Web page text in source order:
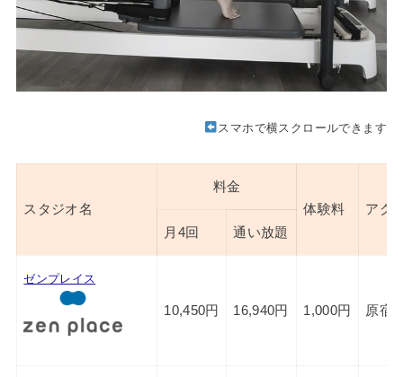
スマホで横スクロールできます
スタジオ名
料金
体験料
アク
月4回
通い放題
ゼンプレイス
10,450円 16,940円 1,000円 原宿